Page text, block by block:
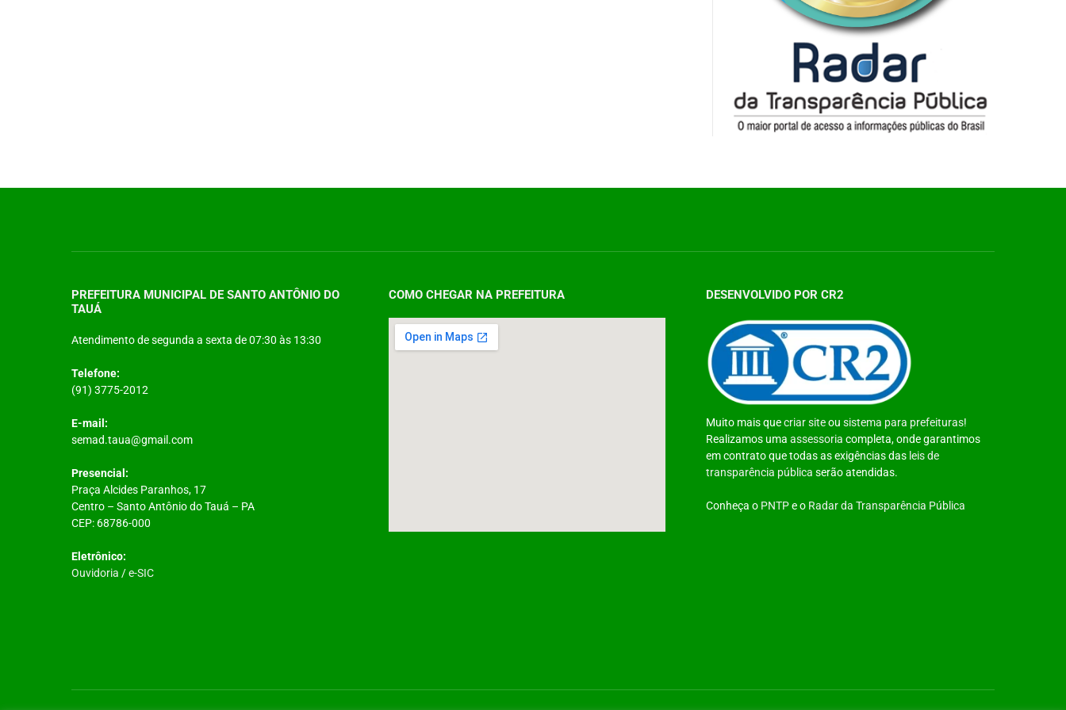
PREFEITURA MUNICIPAL DE SANTO ANTÔNIO DO
TAUÁ
Atendimento de segunda a sexta de 07:30 às 13:30
Telefone:
(91) 3775-2012
E-mail:
semad.taua@gmail.com
Presencial:
Praça Alcides Paranhos, 17
Centro – Santo Antônio do Tauá – PA
CEP: 68786-000
Eletrônico:
Ouvidoria /e-SIC
COMO CHEGAR NA PREFEITURA DESENVOLVIDO POR CR2
Muito mais quecriar siteou sistema para prefeituras!
Realizamos uma assessoria completa, onde garantimos
em contrato que todas as exigências das leis de
transparência pública serão atendidas.
Conheça o PNTPe o Radar da Transparência Pública